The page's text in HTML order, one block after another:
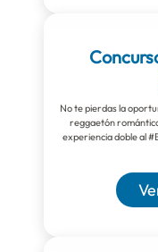
No te pierdas la
reggaetón
experiencia doble al #BoxDelCariño en